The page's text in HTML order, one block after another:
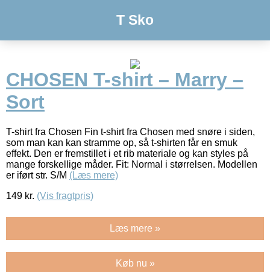
T Sko
CHOSEN T-shirt – Marry –
Sort
T-shirt fra Chosen Fin t-shirt fra Chosen med snøre i siden,
som man kan kan stramme op, så t-shirten får en smuk
effekt. Den er fremstillet i et rib materiale og kan styles på
mange forskellige måder. Fit: Normal i størrelsen. Modellen
er iført str. S/M (Læs mere)
149 kr. (Vis fragtpris)
Læs mere »
Køb nu »